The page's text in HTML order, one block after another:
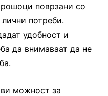
поврзани со
потреби.
удобност и
да внимаваат да не
можност за